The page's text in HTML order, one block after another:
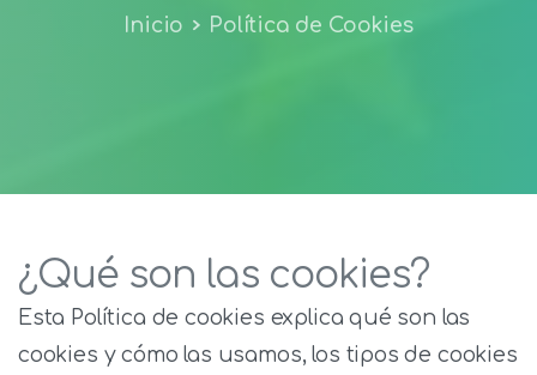
Inicio Política de Cookies
¿Qué son las cookies?
Esta Política de cookies explica qué son las
cookies y cómo las usamos, los tipos de cookies